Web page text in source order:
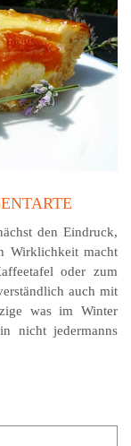
den Eindruck,
Wirklichkeit macht
oder zum
auch mit
was im Winter
nicht jedermanns